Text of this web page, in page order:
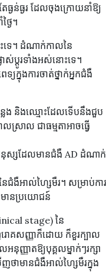
ធ្ងន់ធ្ងរ ដែលចុងក្រោយនាំឱ្យ
ងៃ។
ទេ។ ដំណាក់កាលនៃ
ាស់ប្តូរទាំងអស់នោះទេ។
នុងការចាត់ថ្នាក់អ្នកជំងឺ
ែង និងឈ្មោះដែលទើបនឹងជួប
ាល ជាធម្មតាអាចធ្វើ
នុស្សដែលមានជំងឺ AD ដំណាក់
ជំងឺអាល់ហ្សៃមឺរ។ សម្រាប់ការ
ានប្រយោជន៍
stage) នៃ
រោគសញ្ញាក៏ដោយ ក៏ខួរក្បាល
ញ្ញាតឱ្យបុគ្គលម្នាក់ៗរក្សា
ថាមានជំងឺអាល់ហ្សៃមឺរក្នុង